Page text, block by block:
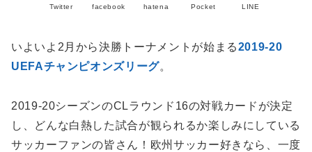
Twitter facebook hatena Pocket LINE
いよいよ2月から決勝トーナメントが始まる2019-20
UEFAチャンピオンズリーグ。
2019-20シーズンのCLラウンド16の対戦カードが決定
し、どんな白熱した試合が観られるか楽しみにしている
サッカーファンの皆さん！欧州サッカー好きなら、一度